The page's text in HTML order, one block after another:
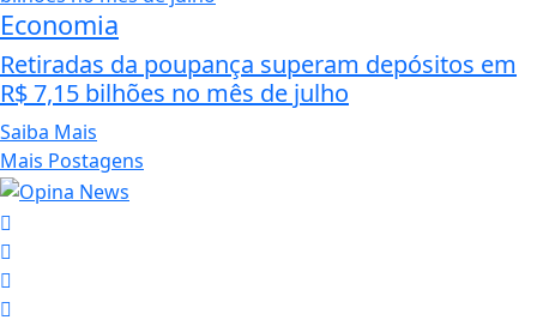
Economia
Retiradas da poupança superam depósitos em
R$ 7,15 bilhões no mês de julho
Saiba Mais
Mais Postagens